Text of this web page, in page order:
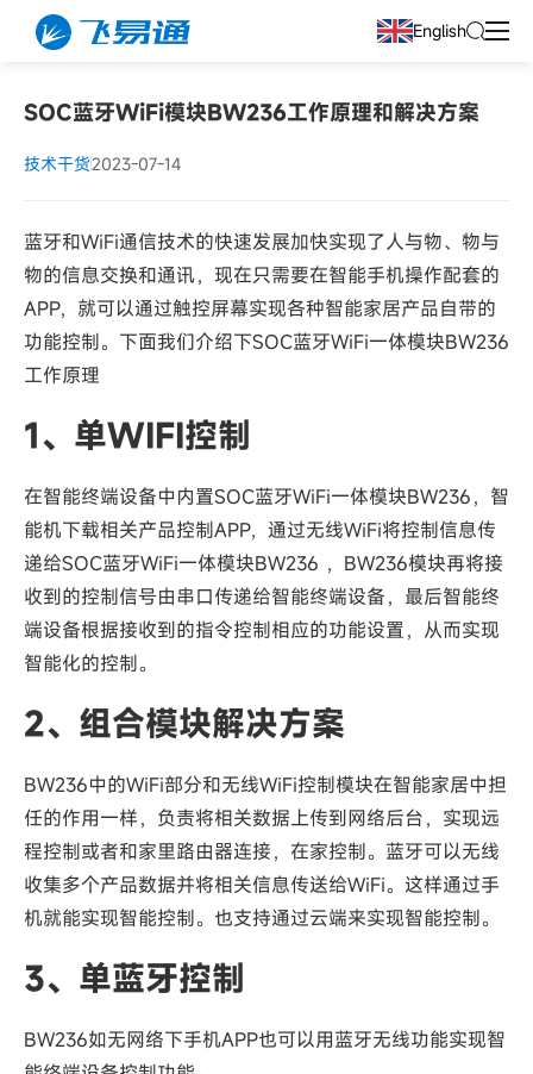
English
SOC蓝牙WiFi模块BW236工作原理和解决方案
技术干货2023-07-14
蓝牙和WiFi通信技术的快速发展加快实现了人与物、物与
物的信息交换和通讯，现在只需要在智能手机操作配套的
APP，就可以通过触控屏幕实现各种智能家居产品自带的
功能控制。下面我们介绍下SOC蓝牙WiFi一体模块BW236
工作原理
1、单WIFI控制
在智能终端设备中内置SOC蓝牙WiFi一体模块BW236，智
能机下载相关产品控制APP，通过无线WiFi将控制信息传
递给SOC蓝牙WiFi一体模块BW236 ，BW236模块再将接
收到的控制信号由串口传递给智能终端设备，最后智能终
端设备根据接收到的指令控制相应的功能设置，从而实现
智能化的控制。
2、组合模块解决方案
BW236中的WiFi部分和无线WiFi控制模块在智能家居中担
任的作用一样，负责将相关数据上传到网络后台，实现远
程控制或者和家里路由器连接，在家控制。蓝牙可以无线
收集多个产品数据并将相关信息传送给WiFi。这样通过手
机就能实现智能控制。也支持通过云端来实现智能控制。
3、单蓝牙控制
BW236如无网络下手机APP也可以用蓝牙无线功能实现智